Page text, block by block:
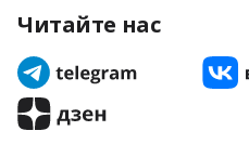
Читайте нас